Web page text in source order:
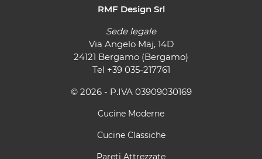
RMF Design Srl
Sede legale
Via Angelo Maj, 14D
24121 Bergamo (Bergamo)
Tel +39 035-217761
© 2026 - P.IVA 03909030169
Cucine Moderne
Cucine Classiche
Pareti Attrezzate